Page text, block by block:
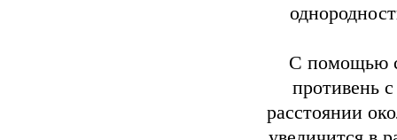
С помощью
противень
расстоянии